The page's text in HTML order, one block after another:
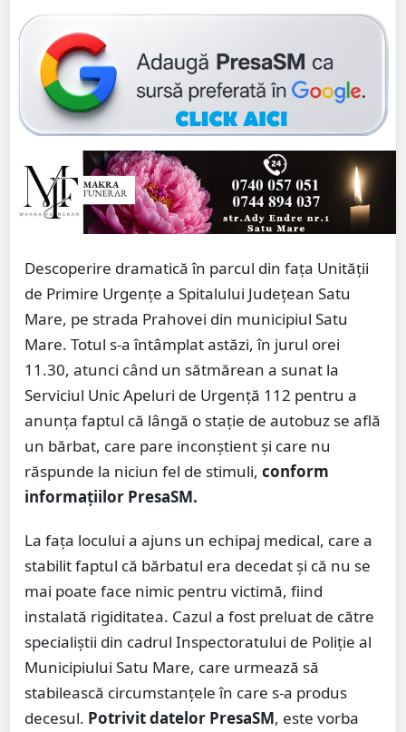
Descoperire dramatică în parcul din fața Unității
de Primire Urgențe a Spitalului Județean Satu
Mare, pe strada Prahovei din municipiul Satu
Mare. Totul s-a întâmplat astăzi, în jurul orei
11.30, atunci când un sătmărean a sunat la
Serviciul Unic Apeluri de Urgență 112 pentru a
anunța faptul că lângă o stație de autobuz se află
un bărbat, care pare inconștient și care nu
răspunde la niciun fel de stimuli, conform
informațiilor PresaSM.
La fața locului a ajuns un echipaj medical, care a
stabilit faptul că bărbatul era decedat și că nu se
mai poate face nimic pentru victimă, fiind
instalată rigiditatea. Cazul a fost preluat de către
specialiștii din cadrul Inspectoratului de Poliție al
Municipiului Satu Mare, care urmează să
stabilească circumstanțele în care s-a produs
decesul. Potrivit datelor PresaSM, este vorba